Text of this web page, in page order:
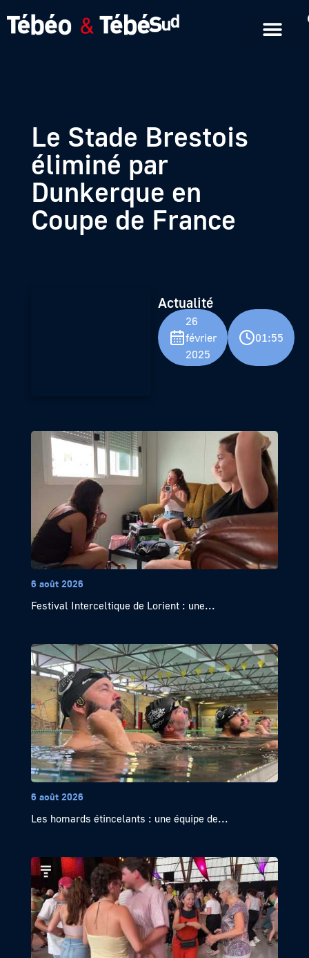
Le Stade Brestois
éliminé par
Dunkerque en
Coupe de France
Actualité
26
février
2025
01:55
6 août 2026
Festival Interceltique de Lorient : une...
6 août 2026
Les homards étincelants : une équipe de...